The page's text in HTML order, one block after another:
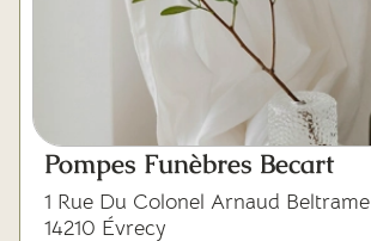
Pompes Funèbres Becart
1 Rue Du Colonel Arnaud Beltrame
14210 Évrecy